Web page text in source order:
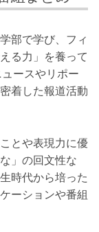
部で学び、フィ
る力」を養って
ースやリポー
着した報道活動
とや表現力に優
」の回文性な
時代から培った
ーションや番組